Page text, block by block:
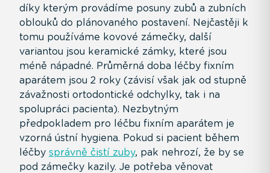
díky kterým provádíme posuny zubů a zubních
oblouků do plánovaného postavení. Nejčastěji k
tomu používáme kovové zámečky, další
variantou jsou keramické zámky, které jsou
méně nápadné. Průměrná doba léčby fixním
aparátem jsou 2 roky (závisí však jak od stupně
závažnosti ortodontické odchylky, tak i na
spolupráci pacienta). Nezbytným
předpokladem pro léčbu fixním aparátem je
vzorná ústní hygiena. Pokud si pacient během
léčby správně čistí zuby, pak nehrozí, že by se
pod zámečky kazily. Je potřeba věnovat